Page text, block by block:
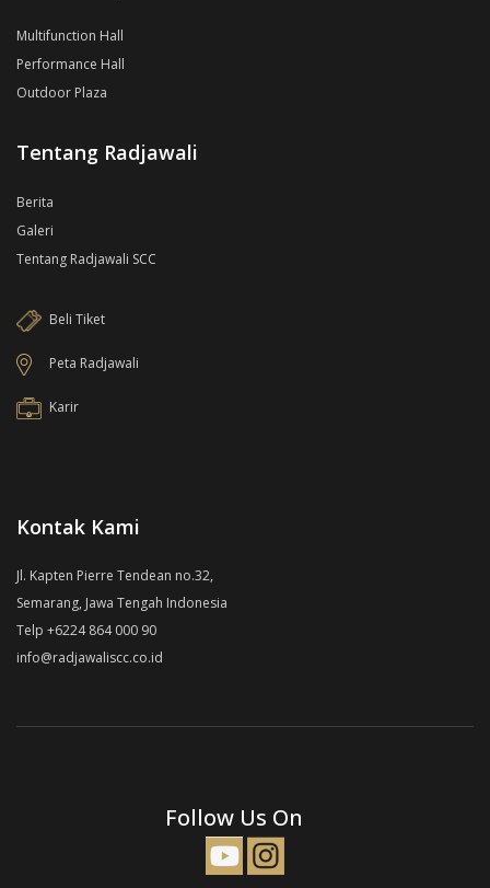
Multifunction Hall
Performance Hall
Outdoor Plaza
Tentang Radjawali
Berita
Galeri
Tentang Radjawali SCC
Beli Tiket
Peta Radjawali
Karir
Kontak Kami
Jl. Kapten Pierre Tendean no.32,
Semarang, Jawa Tengah Indonesia
Telp +6224 864 000 90
info@radjawaliscc.co.id
Follow Us On